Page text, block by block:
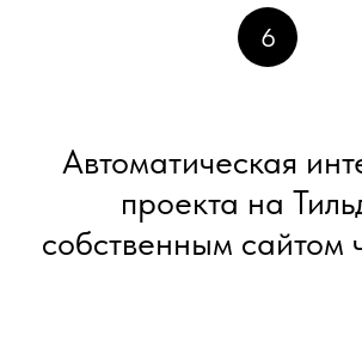
6
Автоматическая
проекта на
собственным сайтом